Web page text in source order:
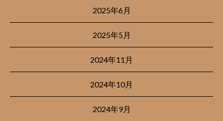
2025年6月
2025年5月
2024年11月
2024年10月
2024年9月